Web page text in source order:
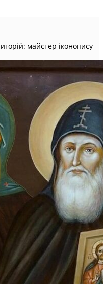
майстер іконопису